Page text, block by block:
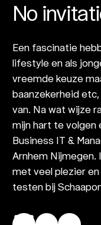
No
Een fascinatie
lifestyle en als
vreemde keuze
baanzekerheid
van. Na wat wijze
mijn hart te volgen
Business IT &
Arnhem Nijmegen.
met veel plezier
testen bij